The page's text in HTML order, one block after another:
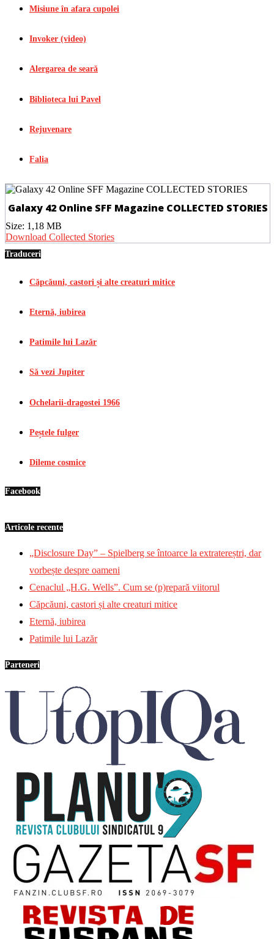
Misiune în afara cupolei
Invoker (video)
Alergarea de seară
Biblioteca lui Pavel
Rejuvenare
Falia
Galaxy 42 Online SFF Magazine COLLECTED STORIES
Size: 1,18 MB
Download Collected Stories
Traduceri
Căpcăuni, castori și alte creaturi mitice
Eternă, iubirea
Patimile lui Lazăr
Să vezi Jupiter
Ochelarii-dragostei 1966
Peștele fulger
Dileme cosmice
Facebook
Articole recente
„Disclosure Day” – Spielberg se întoarce la extratereștri, dar
vorbește despre oameni
Cenaclul „H.G. Wells”. Cum se (p)repară viitorul
Căpcăuni, castori și alte creaturi mitice
Eternă, iubirea
Patimile lui Lazăr
Parteneri